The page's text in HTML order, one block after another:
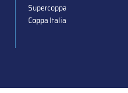
Supercoppa
Coppa Italia